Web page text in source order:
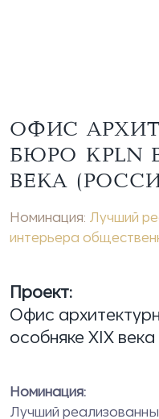
ОФИС
БЮРО KPLN
ВЕКА
Номинация: Лучший
интерьера
Проект:
Офис
особняке XIX века
Номинация:
Лучший